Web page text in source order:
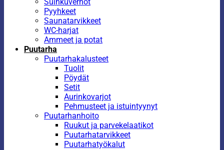
Pyyhkeet
Saunatarvikkeet
WC-harjat
Ammeet ja potat
Puutarha
Puutarhakalusteet
Tuolit
Pöydät
Setit
Aurinkovarjot
Pehmusteet ja istuintyynyt
Puutarhanhoito
Ruukut ja parvekelaatikot
Puutarhatarvikkeet
Puutarhatyökalut